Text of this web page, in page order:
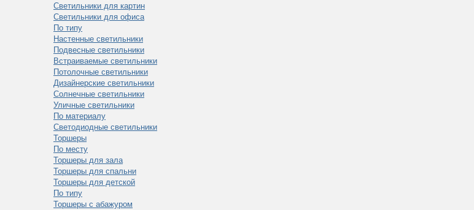
Светильники для картин
Светильники для офиса
По типу
Настенные светильники
Подвесные светильники
Встраиваемые светильники
Потолочные светильники
Дизайнерские светильники
Солнечные светильники
Уличные светильники
По материалу
Светодиодные светильники
Торшеры
По месту
Торшеры для зала
Торшеры для спальни
Торшеры для детской
По типу
Торшеры с абажуром